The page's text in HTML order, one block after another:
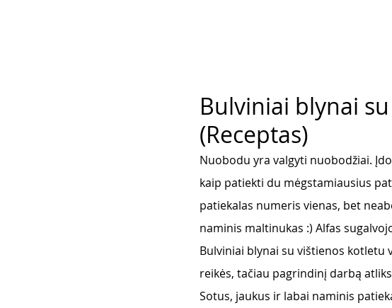
Bulviniai blynai
(Receptas)
Nuobodu yra valgyti nuobodžiai.
kaip patiekti du mėgstamiausius
patiekalas numeris vienas, bet
naminis maltinukas :) Alfas
Bulviniai blynai su vištienos kotletu
reikės, tačiau pagrindinį darbą
Sotus, jaukus ir labai naminis